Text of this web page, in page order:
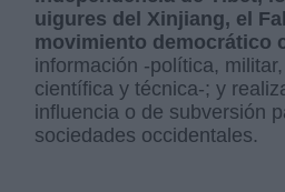
uigures del Xinjiang, el
movimiento democrático
información -política,
científica y técnica-; y
influencia o de subversión
sociedades occidentales.